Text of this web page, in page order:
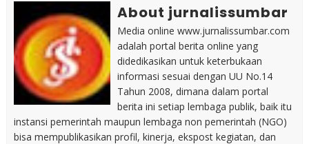
About jurnalissumbar
Media online www.jurnalissumbar.com
adalah portal berita online yang
didedikasikan untuk keterbukaan
informasi sesuai dengan UU No.14
Tahun 2008, dimana dalam portal
berita ini setiap lembaga publik, baik itu
instansi pemerintah maupun lembaga non pemerintah (NGO)
bisa mempublikasikan profil, kinerja, ekspost kegiatan, dan